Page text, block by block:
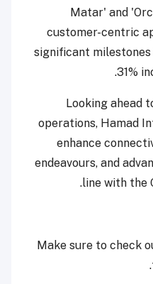
Matar' and
customer-centric
significant
31%
Looking ahead
operations, Hamad
enhance
endeavours, and
line with the
Make sure to check